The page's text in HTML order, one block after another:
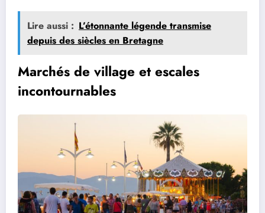
Lire aussi : L’étonnante légende transmise
depuis des siècles en Bretagne
Marchés de village et escales
incontournables